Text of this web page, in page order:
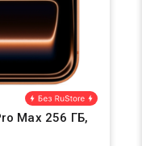
Max 256 ГБ,